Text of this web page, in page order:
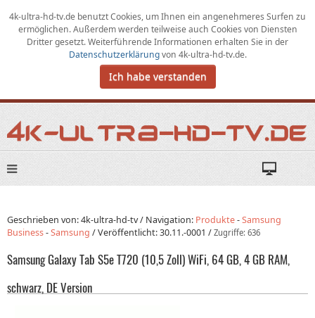
4k-ultra-hd-tv.de benutzt Cookies, umIhnen ein angenehmeres Surfen zu
ermöglichen.Außerdem werden teilweise auch Cookies von Diensten
Dritter gesetzt. Weiterführende Informationen erhalten Sie in der
Datenschutzerklärungvon 4k-ultra-hd-tv.de.
Ich habe verstanden
Geschrieben von: 4k-ultra-hd-tv / Navigation: Produkte-Samsung
Business-Samsung /Veröffentlicht:30.11.-0001 / Zugriffe: 636
Samsung Galaxy Tab S5e T720 (10,5 Zoll) WiFi, 64 GB, 4 GB RAM,
schwarz, DE Version